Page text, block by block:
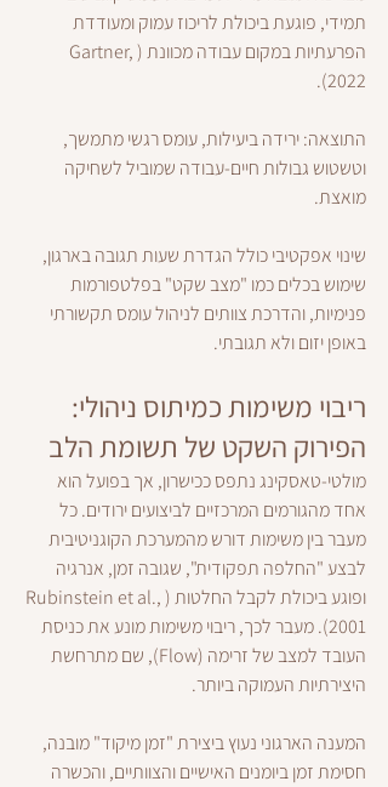
תמידי, פוגעת ביכולת לריכוז עמוק ומעודדת
הפרעתיות במקום עבודה מכוונת (Gartner,
2022).
התוצאה: ירידה ביעילות, עומס רגשי מתמשך,
וטשטוש גבולות חיים-עבודה שמוביל לשחיקה
מואצת.
שינוי אפקטיבי כולל הגדרת שעות תגובה בארגון,
שימוש בכלים כמו "מצב שקט" בפלטפורמות
פנימיות, והדרכת צוותים לניהול עומס תקשורתי
באופן יזום ולא תגובתי.
ריבוי משימות כמיתוס ניהולי:
הפירוק השקט של תשומת הלב
מולטי-טאסקינג נתפס ככישרון, אך בפועל הוא
אחד מהגורמים המרכזיים לביצועים ירודים. כל
מעבר בין משימות דורש מהמערכת הקוגניטיבית
לבצע "החלפה תפקודית", שגובה זמן, אנרגיה
ופוגע ביכולת לקבל החלטות (Rubinstein et al.,
2001). מעבר לכך, ריבוי משימות מונע את כניסת
העובד למצב של זרימה (Flow), שם מתרחשת
היצירתיות העמוקה ביותר.
המענה הארגוני נעוץ ביצירת "זמן מיקוד" מובנה,
חסימת זמן ביומנים האישיים והצוותיים, והכשרה